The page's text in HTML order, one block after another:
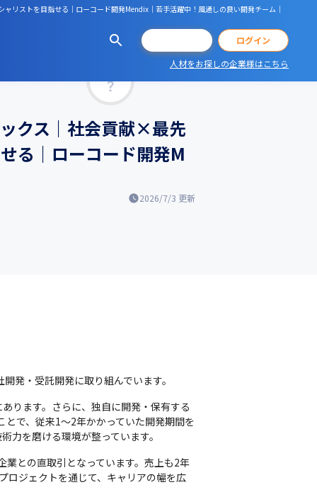
ストを目指せる｜ローコード開発Mendix｜若手活躍中！風通しの良い開発チーム｜
ログイン
人材をお探しの企業様はこちら
クス｜社会貢献×最先
る｜ローコード開発M
2026/7/3 更新
発・受託開発に取り組んでいます。
ります。さらに、独自に開発・保有する
で、従来1～2年かかっていた開発期間を
力を磨ける環境が整っています。
との直取引となっています。売上も2年
ロジェクトを通じて、キャリアの幅を広